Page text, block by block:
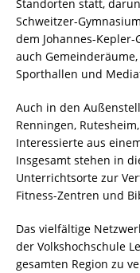
Standorten statt,
Schweitzer-
dem Johannes-
auch
Sporthallen und
Auch in den
Renningen,
Interessierte aus
Insgesamt stehen in
Unterrichtsorte zur
Fitness-Zentren und
Das vielfältige
der Volkshochschule
gesamten Region zu